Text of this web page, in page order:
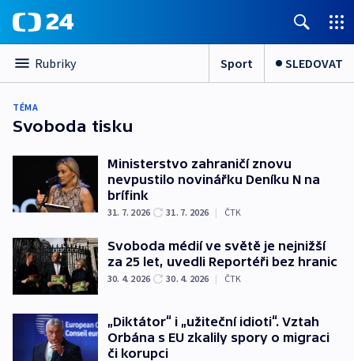
Rubriky Sport SLEDOVAT
TÉMA
Svoboda tisku
Ministerstvo zahraničí znovu
nevpustilo novinářku Deníku N na
brífink
31. 7. 2026 31. 7. 2026 | ČTK
Svoboda médií ve světě je nejnižší
za 25 let, uvedli Reportéři bez hranic
30. 4. 2026 30. 4. 2026 | ČTK
„Diktátor“ i „užiteční idioti“. Vztah
Orbána s EU zkalily spory o migraci
či korupci